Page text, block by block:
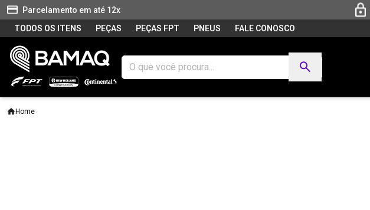
Parcelamento em até 12x
TODOS OS ITENS
PEÇAS PEÇAS FPT PNEUS FALE CONOSCO
Home